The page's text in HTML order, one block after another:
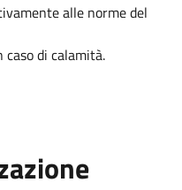
alle norme del
caso di calamità.